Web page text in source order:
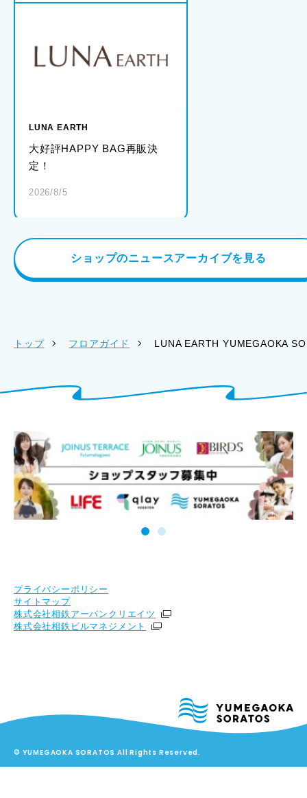
LUNA EARTH
大好評HAPPY BAG再販決
定！
2026/8/5
ショップのニュースアーカイブを見る
トップ フロアガイド LUNA EARTH YUMEGAOKA
プライバシーポリシー
サイトマップ
株式会社相鉄アーバンクリエイツ
株式会社相鉄ビルマネジメント
© YUMEGAOKA SORATOS All Rights Reserved.